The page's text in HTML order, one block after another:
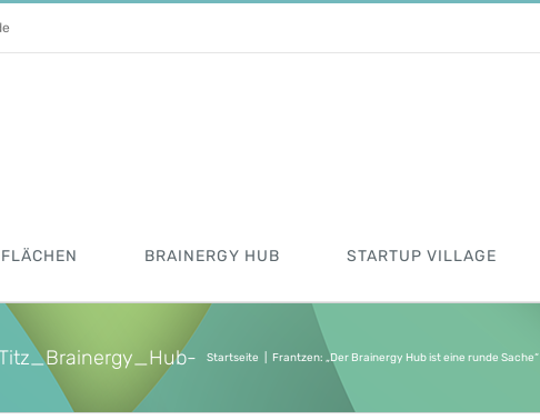
BRAINERGY HUB STARTUP VILLAGE
Startseite Frantzen: „Der Brainergy Hub ist eine runde Sache“